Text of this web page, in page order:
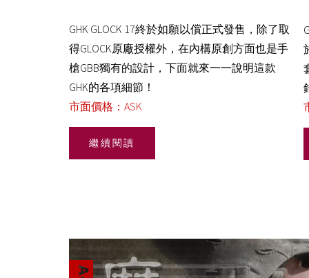
GHK GLOCK 17終於如願以償正式發售，除了取
得GLOCK原廠授權外，在內構原創方面也是手
槍GBB獨有的設計，下面就來一一說明這款
GHK的各項細節！
市面價格：ASK
繼續閱讀